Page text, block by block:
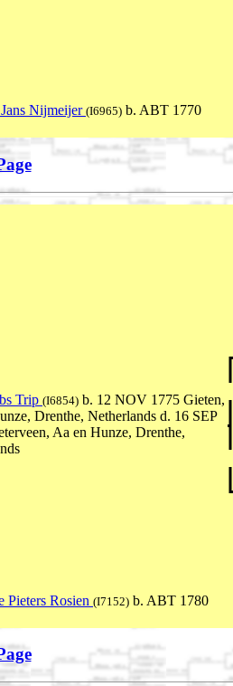
Nijmeijer (I6965) b. ABT 1770
Trip (I6854) b. 12 NOV 1775 Gieten,
Drenthe, Netherlands d. 16 SEP
Aa en Hunze, Drenthe,
Pieters Rosien (I7152) b. ABT 1780